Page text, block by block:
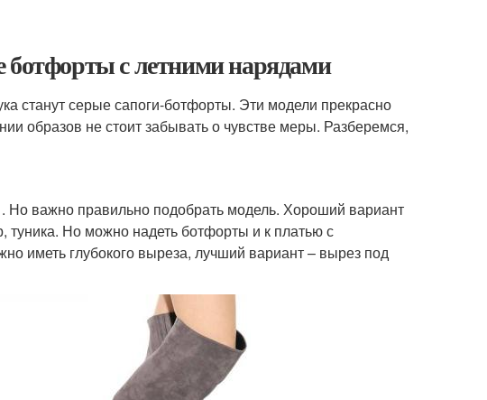
ботфорты с летними нарядами
станут серые сапоги-ботфорты. Эти модели прекрасно
образов не стоит забывать о чувстве меры. Разберемся,
Но важно правильно подобрать модель. Хороший вариант
туника. Но можно надеть ботфорты и к платью с
иметь глубокого выреза, лучший вариант – вырез под